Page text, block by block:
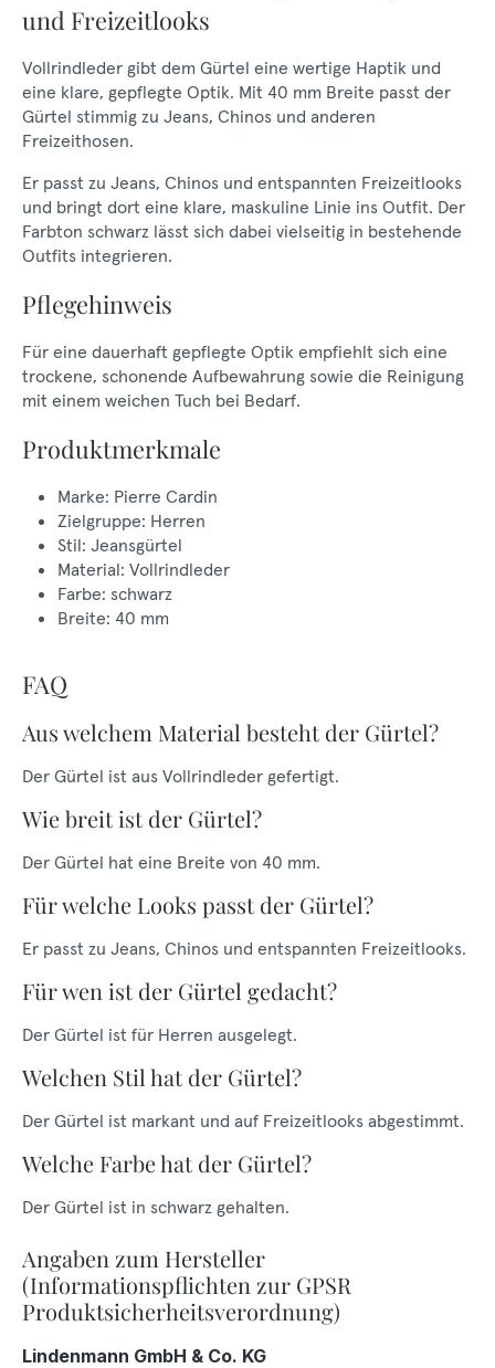
und Freizeitlooks
Vollrindleder gibt dem Gürtel eine wertige Haptik und
eine klare, gepflegte Optik. Mit 40 mm Breite passt der
Gürtel stimmig zu Jeans, Chinos und anderen
Freizeithosen.
Er passt zu Jeans, Chinos und entspannten Freizeitlooks
und bringt dort eine klare, maskuline Linie ins Outfit. Der
Farbton schwarz lässt sich dabei vielseitig in bestehende
Outfits integrieren.
Pflegehinweis
Für eine dauerhaft gepflegte Optik empfiehlt sich eine
trockene, schonende Aufbewahrung sowie die Reinigung
mit einem weichen Tuch bei Bedarf.
Produktmerkmale
Marke: Pierre Cardin
Zielgruppe: Herren
Stil: Jeansgürtel
Material: Vollrindleder
Farbe: schwarz
Breite: 40 mm
FAQ
Aus welchem Material besteht der Gürtel?
Der Gürtel ist aus Vollrindleder gefertigt.
Wie breit ist der Gürtel?
Der Gürtel hat eine Breite von 40 mm.
Für welche Looks passt der Gürtel?
Er passt zu Jeans, Chinos und entspannten Freizeitlooks.
Für wen ist der Gürtel gedacht?
Der Gürtel ist für Herren ausgelegt.
Welchen Stil hat der Gürtel?
Der Gürtel ist markant und auf Freizeitlooks abgestimmt.
Welche Farbe hat der Gürtel?
Der Gürtel ist in schwarz gehalten.
Angaben zum Hersteller
(Informationspflichten zur GPSR
Produktsicherheitsverordnung)
Lindenmann GmbH & Co. KG